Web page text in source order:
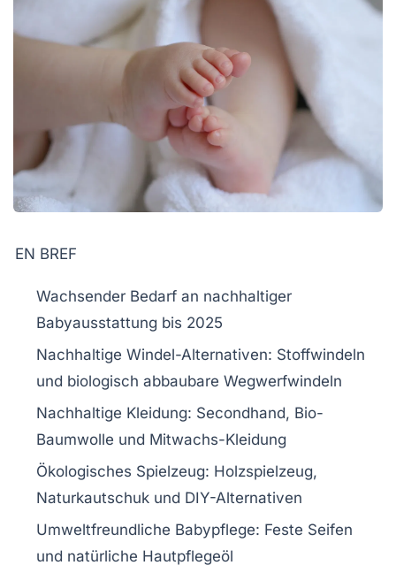
EN BREF
Wachsender Bedarf an nachhaltiger
Babyausstattung bis 2025
Nachhaltige Windel-Alternativen: Stoffwindeln
und biologisch abbaubare Wegwerfwindeln
Nachhaltige Kleidung: Secondhand, Bio-
Baumwolle und Mitwachs-Kleidung
Ökologisches Spielzeug: Holzspielzeug,
Naturkautschuk und DIY-Alternativen
Umweltfreundliche Babypflege: Feste Seifen
und natürliche Hautpflegeöl